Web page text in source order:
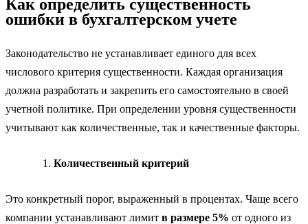
Как определить существенность
ошибки в бухгалтерском учете
Законодательство не устанавливает единого для всех
числового критерия существенности. Каждая организация
должна разработать и закрепить его самостоятельно в своей
учетной политике. При определении уровня существенности
учитывают как количественные, так и качественные факторы.
Количественный критерий
Это конкретный порог, выраженный в процентах. Чаще всего
компании устанавливают лимит в размере 5% от одного из